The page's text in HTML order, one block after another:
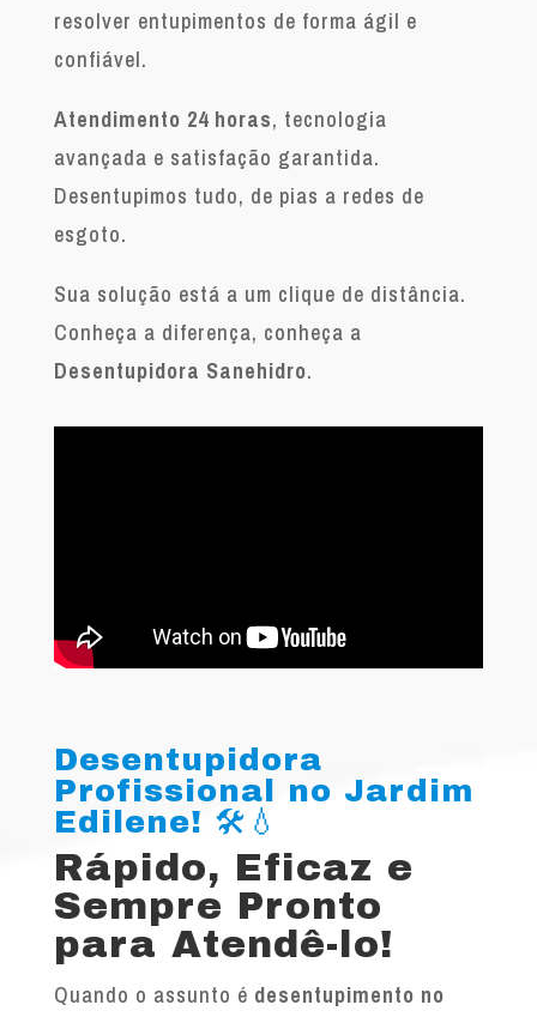
resolver entupimentos de forma ágil e
confiável.
Atendimento 24 horas, tecnologia
avançada e satisfação garantida.
Desentupimos tudo, de pias a redes de
esgoto.
Sua solução está a um clique de distância.
Conheça a diferença, conheça a
Desentupidora Sanehidro.
Desentupidora
Profissional no Jardim
Edilene! 🛠️💧
Rápido, Eficaz e
Sempre Pronto
para Atendê-lo!
Quando o assunto é desentupimento no